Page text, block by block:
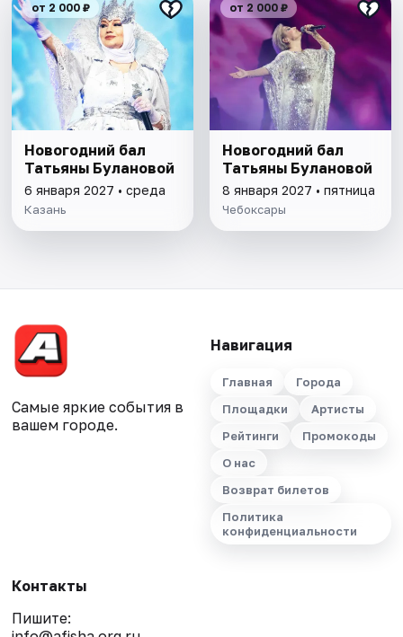
от 2 000 ₽
Новогодний бал
Татьяны Булановой
6 января 2027 • среда
Казань
от 2 000 ₽
Новогодний бал
Татьяны Булановой
8 января 2027 • пятница
Чебоксары
Самые яркие события в
вашем городе.
Навигация
Главная
Города
Площадки
Артисты
Рейтинги
Промокоды
О нас
Возврат билетов
Политика
конфиденциальности
Контакты
Пишите: